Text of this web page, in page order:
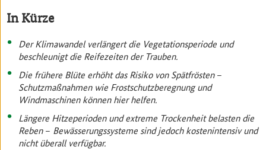
In Kürze
Der Klimawandel verlängert die Vegetationsperiode und
beschleunigt die Reifezeiten der Trauben.
Die frühere Blüte erhöht das Risiko von Spätfrösten–
Schutzmaßnahmen wie Frostschutzberegnung und
Windmaschinen können hier helfen.
Längere Hitzeperioden und extreme Trockenheit belasten die
Reben– Bewässerungssysteme sind jedoch kostenintensiv und
nicht überall verfügbar.